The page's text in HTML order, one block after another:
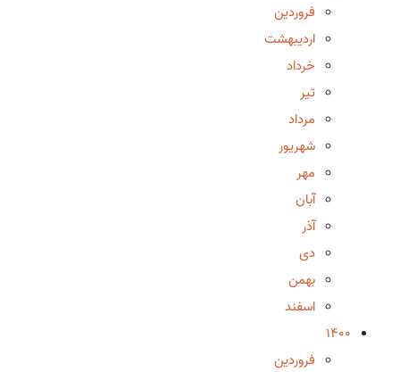
فروردین
اردیبهشت
خرداد
تیر
مرداد
شهریور
مهر
آبان
آذر
دی
بهمن
اسفند
1400
فروردین